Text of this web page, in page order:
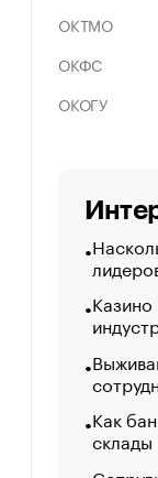
ОКТМО
ОКФС
ОКОГУ
Как
склады